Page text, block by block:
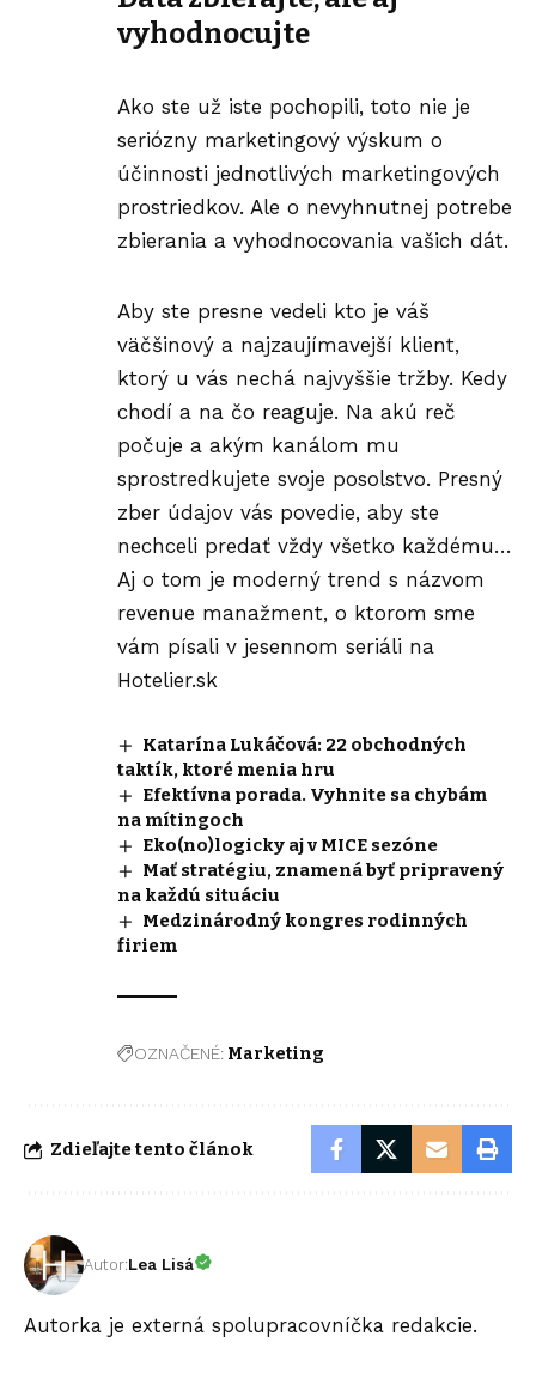
vyhodnocujte
Ako ste už iste pochopili, toto nie je
seriózny marketingový výskum o
účinnosti jednotlivých marketingových
prostriedkov. Ale o nevyhnutnej potrebe
zbierania a vyhodnocovania vašich dát.
Aby ste presne vedeli kto je váš
väčšinový a najzaujímavejší klient,
ktorý u vás nechá najvyššie tržby. Kedy
chodí a na čo reaguje. Na akú reč
počuje a akým kanálom mu
sprostredkujete svoje posolstvo. Presný
zber údajov vás povedie, aby ste
nechceli predať vždy všetko každému…
Aj o tom je moderný trend s názvom
revenue manažment, o ktorom sme
vám písali v jesennom seriáli na
Hotelier.sk
Katarína Lukáčová: 22 obchodných
taktík, ktoré menia hru
Efektívna porada. Vyhnite sa chybám
na mítingoch
Eko(no)logicky aj v MICE sezóne
Mať stratégiu, znamená byť pripravený
na každú situáciu
Medzinárodný kongres rodinných
firiem
OZNAČENÉ: Marketing
Zdieľajte tento článok
Autor:Lea Lisá
Autorka je externá spolupracovníčka redakcie.